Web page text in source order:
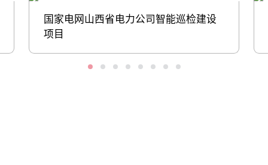
国家电网山西省电力公司智能巡检建设
项目